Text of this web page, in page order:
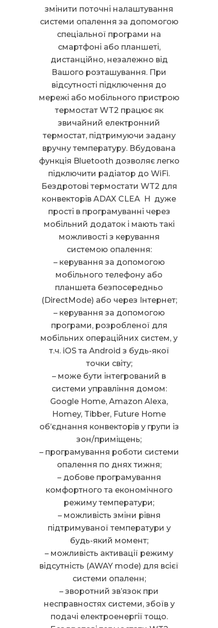
змінити поточні налаштування
системи опалення за допомогою
спеціальної програми на
смартфоні або планшеті,
дистанційно, незалежно від
Вашого розташування. При
відсутності підключення до
мережі або мобільного пристрою
термостат WT2 працює як
звичайний електронний
термостат, підтримуючи задану
вручну температуру. Вбудована
функція Bluetooth дозволяє легко
підключити радіатор до WiFi.
Бездротові термостати WT2 для
конвекторів ADAX CLEA H дуже
прості в програмуванні через
мобільний додаток і мають такі
можливості з керування
системою опалення:
– керування за допомогою
мобільного телефону або
планшета безпосередньо
(DirectMode) або через Інтернет;
– керування за допомогою
програми, розробленої для
мобільних операційних систем, у
т.ч. iOS та Android з будь-якої
точки світу;
– може бути інтегрований в
системи управління домом:
Google Home, Amazon Alexa,
Homey, Tibber, Future Home
об’єднання конвекторів у групи із
зон/приміщень;
– програмування роботи системи
опалення по днях тижня;
– добове програмування
комфортного та економічного
режиму температури;
– можливість зміни рівня
підтримуваної температури у
будь-який момент;
– можливість активації режиму
відсутність (AWAY mode) для всієї
системи опаленн;
– зворотний зв’язок при
несправностях системи, збоїв у
подачі електроенергії тощо.